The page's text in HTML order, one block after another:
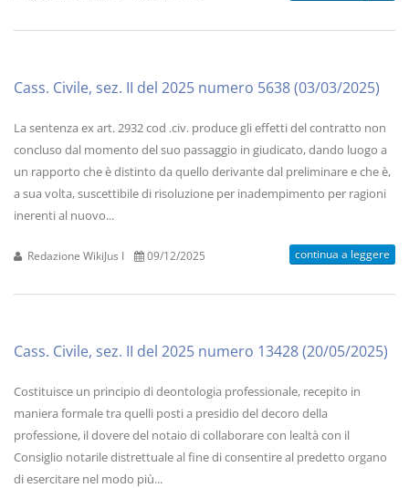
Cass. Civile, sez. II del 2025 numero 5638 (03/03/2025)
La sentenza ex art. 2932 cod .civ. produce gli effetti del contratto non
concluso dal momento del suo passaggio in giudicato, dando luogo a
un rapporto che è distinto da quello derivante dal preliminare e che è,
a sua volta, suscettibile di risoluzione per inadempimento per ragioni
inerenti al nuovo...
Redazione WikiJus I 09/12/2025 continua a leggere
Cass. Civile, sez. II del 2025 numero 13428 (20/05/2025)
Costituisce un principio di deontologia professionale, recepito in
maniera formale tra quelli posti a presidio del decoro della
professione, il dovere del notaio di collaborare con lealtà con il
Consiglio notarile distrettuale al fine di consentire al predetto organo
di esercitare nel modo più...